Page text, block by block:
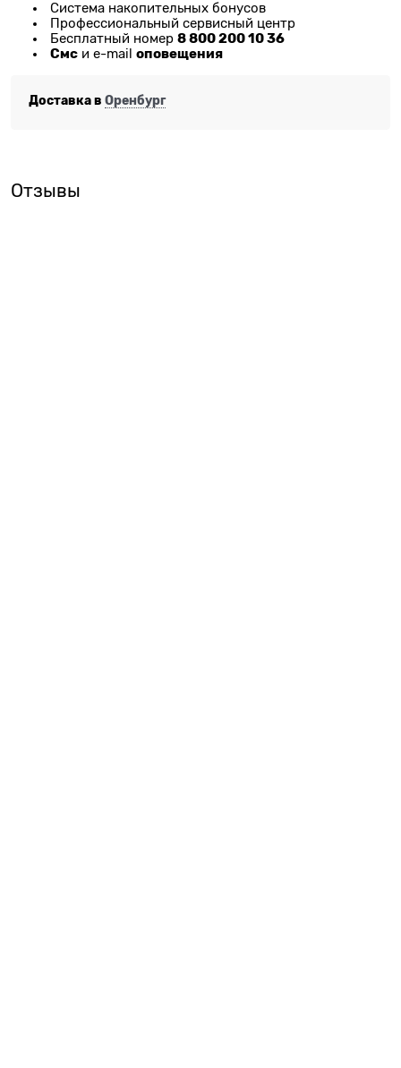
Система накопительных бонусов
Профессиональный сервисный центр
Бесплатный номер 8 800 200 10 36
Смс и e-mail оповещения
Доставка в Оренбург
Отзывы